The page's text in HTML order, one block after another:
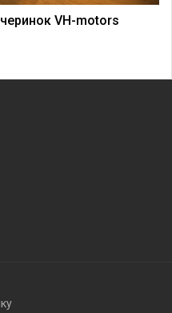
VH-motors